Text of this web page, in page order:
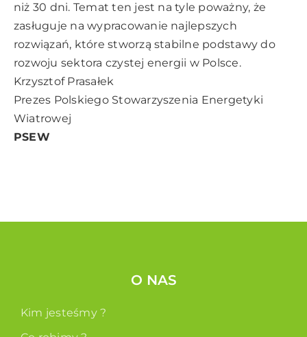
niż 30 dni. Temat ten jest na tyle poważny, że
zasługuje na wypracowanie najlepszych
rozwiązań, które stworzą stabilne podstawy do
rozwoju sektora czystej energii w Polsce.
Krzysztof Prasałek
Prezes Polskiego Stowarzyszenia Energetyki
Wiatrowej
PSEW
O NAS
Kim jesteśmy ?